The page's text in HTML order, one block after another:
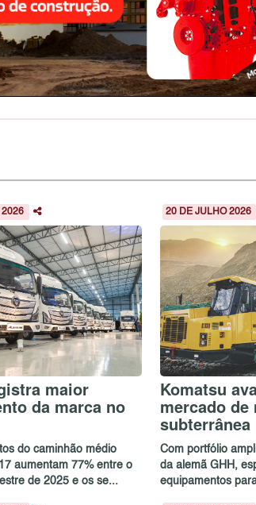
2026
maior
da marca no
do caminhão médio
aumentam 77% entre o
de 2025 e os se...
20 DE JULHO 2026
Komatsu
mercado de
subterrânea
Com portfólio
da alemã GHH,
equipamentos